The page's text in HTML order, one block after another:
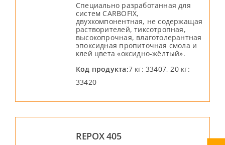
Специально разработанная для
систем CARBOFIX,
двухкомпонентная, не содержащая
растворителей, тиксотропная,
высокопрочная, влаготолерантная
эпоксидная пропиточная смола и
клей цвета «оксидно-жёлтый».
Код продукта:7 кг: 33407, 20 кг:
33420
REPOX 405